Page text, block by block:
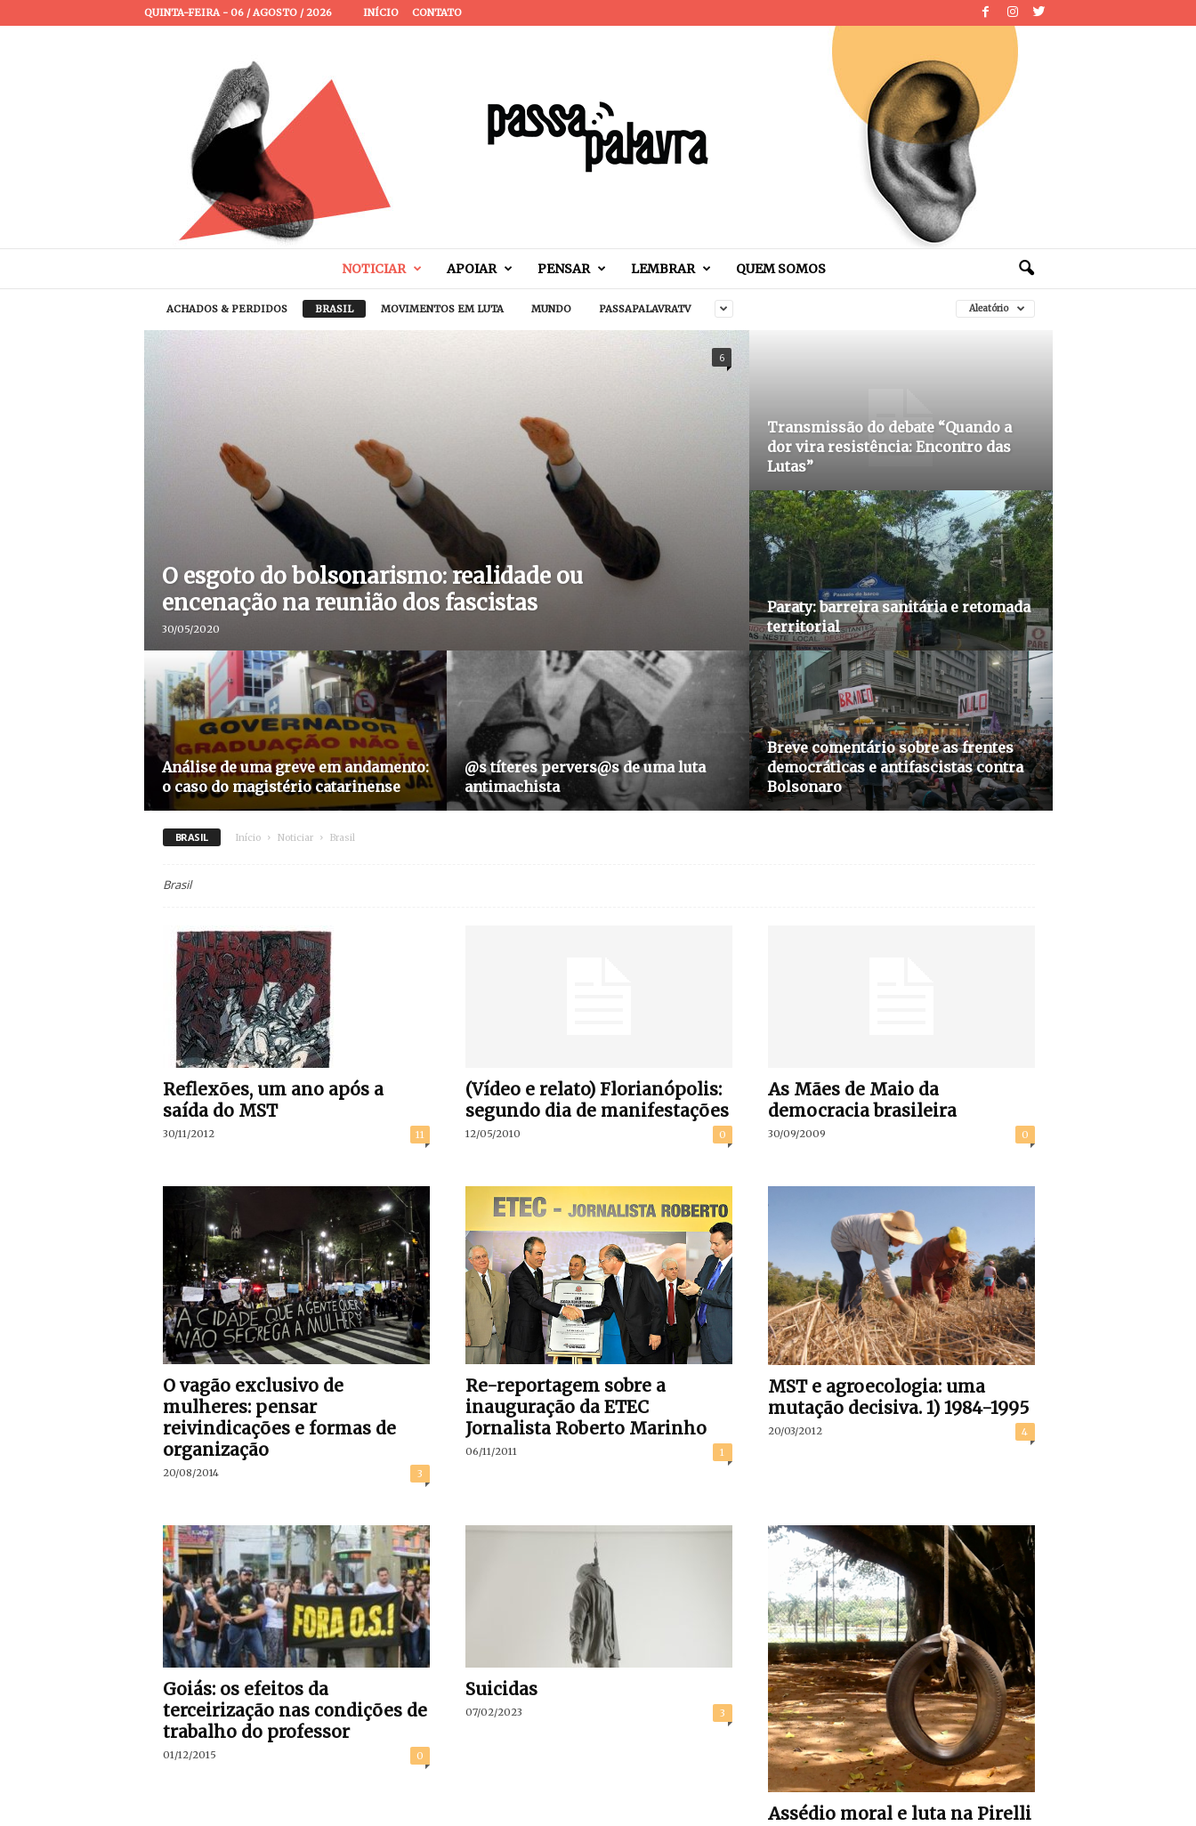
QUINTA-FEIRA - 06 / AGOSTO / 2026 INÍCIO CONTATO
NOTICIAR APOIAR PENSAR LEMBRAR QUEM SOMOS
ACHADOS & PERDIDOS BRASIL MOVIMENTOS EM LUTA MUNDO PASSAPALAVRATV Aleatório
O esgoto do bolsonarismo: realidade ou
encenação na reunião dos fascistas
30/05/2020
6
Transmissão do debate “Quando a
dor vira resistência: Encontro das
Lutas”
Paraty: barreira sanitária e retomada
territorial
Análise de uma greve em andamento:
o caso do magistério catarinense
@s títeres pervers@s de uma luta
antimachista
Breve comentário sobre as frentes
democráticas e antifascistas contra
Bolsonaro
BRASIL Início Noticiar Brasil
Brasil
Reflexões, um ano após a
saída do MST
30/11/2012 11
(Vídeo e relato) Florianópolis:
segundo dia de manifestações
12/05/2010 0
As Mães de Maio da
democracia brasileira
30/09/2009 0
O vagão exclusivo de
mulheres: pensar
reivindicações e formas de
organização
20/08/2014 3
Re-reportagem sobre a
inauguração da ETEC
Jornalista Roberto Marinho
06/11/2011 1
MST e agroecologia: uma
mutação decisiva. 1) 1984-1995
20/03/2012 4
Goiás: os efeitos da
terceirização nas condições de
trabalho do professor
01/12/2015 0
Suicidas
07/02/2023 3
Assédio moral e luta na Pirelli